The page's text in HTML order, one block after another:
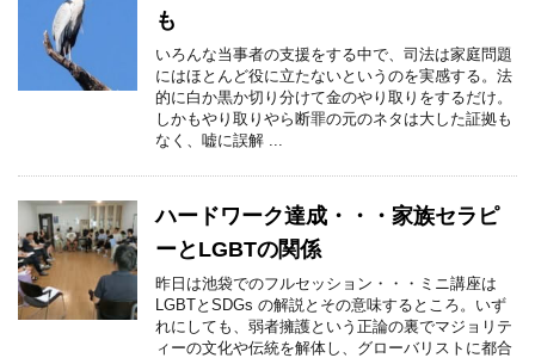
も
いろんな当事者の支援をする中で、司法は家庭問題
にはほとんど役に立たないというのを実感する。法
的に白か黒か切り分けて金のやり取りをするだけ。
しかもやり取りやら断罪の元のネタは大した証拠も
なく、嘘に誤解 ...
ハードワーク達成・・・家族セラピ
ーとLGBTの関係
昨日は池袋でのフルセッション・・・ミニ講座は
LGBTとSDGs の解説とその意味するところ。いず
れにしても、弱者擁護という正論の裏でマジョリテ
ィーの文化や伝統を解体し、グローバリストに都合